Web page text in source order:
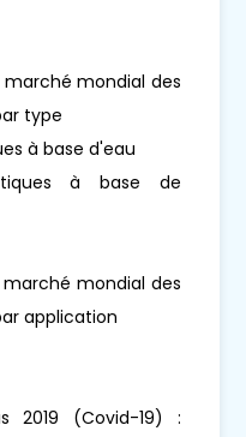
marché mondial des
type
à base d'eau
à base de
marché mondial des
application
2019 (Covid-19) :